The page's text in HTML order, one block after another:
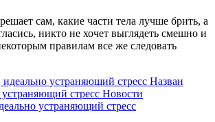
сам, какие части тела лучше брить, а
никто не хочет выглядеть смешно и
правилам все же следовать
Назван
стресс Новости
устраняющий стресс